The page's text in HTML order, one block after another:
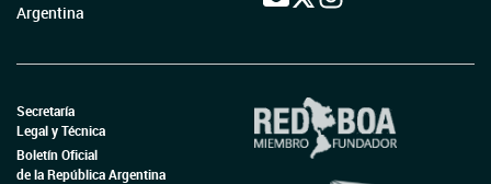
Argentina
Secretaría
Legal y Técnica
Boletín Oficial
de la República Argentina